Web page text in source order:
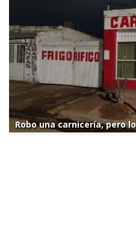
Robo una carnicería, pero